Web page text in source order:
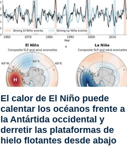
El calor de El Niño puede
calentar los océanos frente a
la Antártida occidental y
derretir las plataformas de
hielo flotantes desde abajo